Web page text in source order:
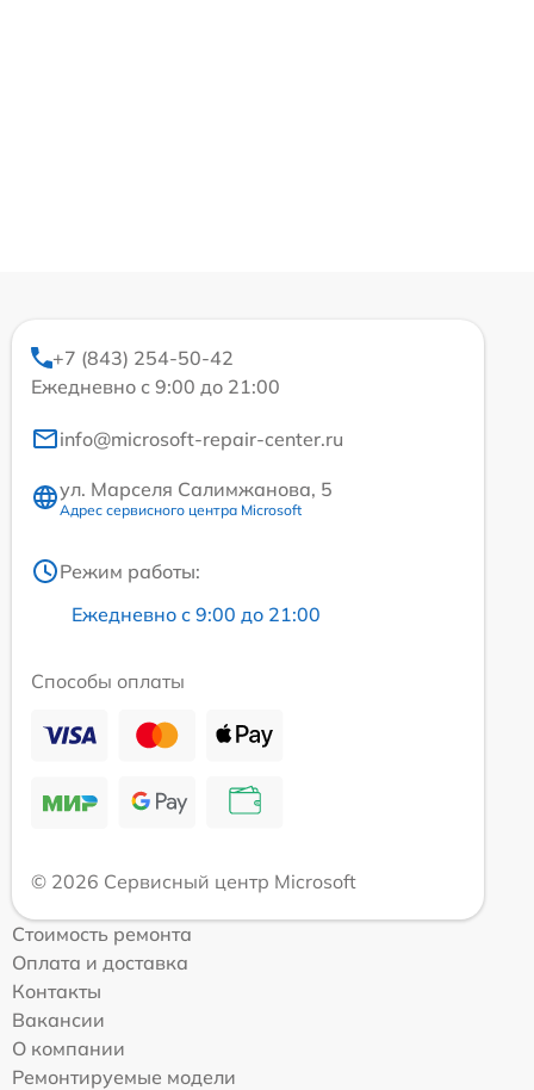
+7 (843) 254-50-42
Ежедневно с 9:00 до 21:00
info@microsoft-repair-center.ru
ул. Марселя Салимжанова, 5
Адрес сервисного центра Microsoft
Режим работы:
Ежедневно с 9:00 до 21:00
Способы оплаты
© 2026 Сервисный центр Microsoft
Стоимость ремонта
Оплата и доставка
Контакты
Вакансии
О компании
Ремонтируемые модели